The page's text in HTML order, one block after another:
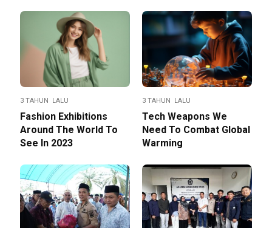
3 TAHUN LALU
Fashion Exhibitions
Around The World To
See In 2023
3 TAHUN LALU
Tech Weapons We
Need To Combat Global
Warming